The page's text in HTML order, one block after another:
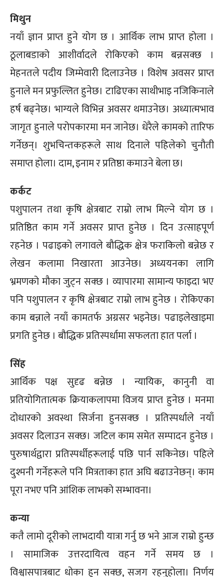
मिथुन
नयाँ ज्ञान प्राप्त हुने योग छ । आर्थिक लाभ प्राप्त होला ।
ठूलाबडाको आशीर्वादले रोकिएको काम बन्नसक्छ ।
मेहनतले पदीय जिम्मेवारी दिलाउनेछ । विशेष अवसर प्राप्त
हुनाले मन प्रफुल्लित हुनेछ। टाढिएका साथीभाइ नजिकिनाले
हर्ष बढ्नेछ। भाग्यले विभिन्न अवसर थमाउनेछ। अध्यात्मभाव
जागृत हुनाले परोपकारमा मन जानेछ। धेरैले कामको तारिफ
गर्नेछन्। शुभचिन्तकहरूले साथ दिनाले पहिलेको चुनौती
समाप्त होला। दाम, इनाम र प्रतिष्ठा कमाउने बेला छ।
कर्कट
पशुपालन तथा कृषि क्षेत्रबाट राम्रो लाभ मिल्ने योग छ ।
प्रतिष्ठित काम गर्ने अवसर प्राप्त हुनेछ । दिन उत्साहपूर्ण
रहनेछ । पढाइको लगावले बौद्धिक क्षेत्र फराकिलो बन्नेछ र
लेखन कलामा निखारता आउनेछ। अध्ययनका लागि
भ्रमणको मौका जुट्न सक्छ । व्यापारमा सामान्य फाइदा भए
पनि पशुपालन र कृषि क्षेत्रबाट राम्रो लाभ हुनेछ । रोकिएका
काम बन्नाले नयाँ कामतर्फ अग्रसर भइनेछ। पढाइलेखाइमा
प्रगति हुनेछ । बौद्धिक प्रतिस्पर्धामा सफलता हात पर्ला ।
सिंह
आर्थिक पक्ष सुदृढ बन्नेछ । न्यायिक, कानुनी वा
प्रतियोगितात्मक क्रियाकलापमा विजय प्राप्त हुनेछ । मनमा
दोधारको अवस्था सिर्जना हुनसक्छ । प्रतिस्पर्धाले नयाँ
अवसर दिलाउन सक्छ। जटिल काम समेत सम्पादन हुनेछ ।
पुरुषार्थद्वारा प्रतिस्पर्धीहरूलाई पछि पार्न सकिनेछ। पहिले
दुश्मनी गर्नेहरूले पनि मित्रताका हात अघि बढाउनेछन्। काम
पूरा नभए पनि आंशिक लाभको सम्भावना।
कन्या
कतै लामो दूरीको लाभदायी यात्रा गर्नु छ भने आज राम्रो हुन्छ
। सामाजिक उत्तरदायित्व वहन गर्ने समय छ ।
विश्वासपात्रबाट धोका हुन सक्छ, सजग रहनुहोला। निर्णय